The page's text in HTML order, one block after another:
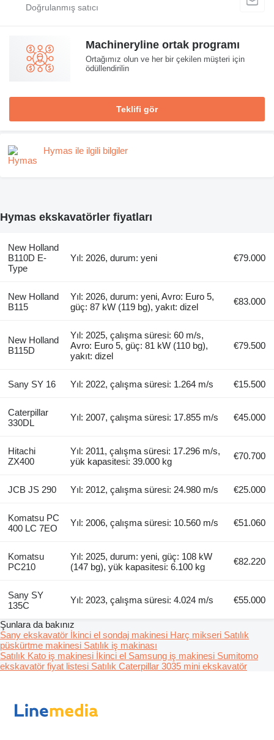
Machineryline ortak programı
Ortağımız olun ve her bir çekilen müşteri için
ödüllendirilin
Teklifi gör
Hymas ile ilgili bilgiler
Hymas ekskavatörler fiyatları
New Holland
B110D E-
Type
Yıl: 2026, durum: yeni €79.000
New Holland
B115
Yıl: 2026, durum: yeni, Avro: Euro 5,
güç: 87 kW (119 bg), yakıt: dizel
€83.000
New Holland
B115D
Yıl: 2025, çalışma süresi: 60 m/s,
Avro: Euro 5, güç: 81 kW (110 bg),
yakıt: dizel
€79.500
Sany SY 16 Yıl: 2022, çalışma süresi: 1.264 m/s €15.500
Caterpillar
330DL
Yıl: 2007, çalışma süresi: 17.855 m/s €45.000
Hitachi
ZX400
Yıl: 2011, çalışma süresi: 17.296 m/s,
yük kapasitesi: 39.000 kg
€70.700
JCB JS 290 Yıl: 2012, çalışma süresi: 24.980 m/s €25.000
Komatsu PC
400 LC 7EO
Yıl: 2006, çalışma süresi: 10.560 m/s €51.060
Komatsu
PC210
Yıl: 2025, durum: yeni, güç: 108 kW
(147 bg), yük kapasitesi: 6.100 kg
€82.220
Sany SY
135C
Yıl: 2023, çalışma süresi: 4.024 m/s €55.000
Şunlara da bakınız
Sany ekskavatör İkinci el sondaj makinesi Harç mikseri Satılık
püskürtme makinesi Satılık iş makinası
Satılık Kato iş makinesi İkinci el Samsung iş makinesi Sumitomo
ekskavatör fiyat listesi Satılık Caterpillar 3035 mini ekskavatör